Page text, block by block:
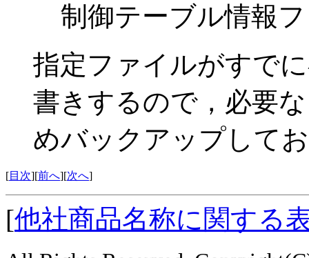
制御テーブル情報
指定ファイルがすで
書きするので，必要
めバックアップして
[目次][前へ][次へ]
[他社商品名称に関する